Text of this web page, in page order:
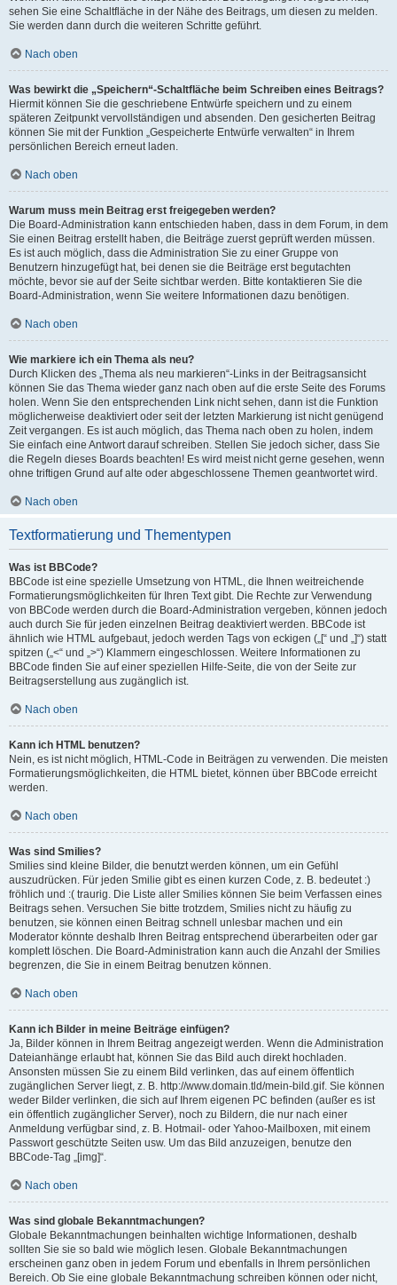
sehen Sie eine Schaltfläche in der Nähe des Beitrags, um diesen zu melden.
Sie werden dann durch die weiteren Schritte geführt.
Nach oben
Was bewirkt die „Speichern“-Schaltfläche beim Schreiben eines Beitrags?
Hiermit können Sie die geschriebene Entwürfe speichern und zu einem
späteren Zeitpunkt vervollständigen und absenden. Den gesicherten Beitrag
können Sie mit der Funktion „Gespeicherte Entwürfe verwalten“ in Ihrem
persönlichen Bereich erneut laden.
Nach oben
Warum muss mein Beitrag erst freigegeben werden?
Die Board-Administration kann entschieden haben, dass in dem Forum, in dem
Sie einen Beitrag erstellt haben, die Beiträge zuerst geprüft werden müssen.
Es ist auch möglich, dass die Administration Sie zu einer Gruppe von
Benutzern hinzugefügt hat, bei denen sie die Beiträge erst begutachten
möchte, bevor sie auf der Seite sichtbar werden. Bitte kontaktieren Sie die
Board-Administration, wenn Sie weitere Informationen dazu benötigen.
Nach oben
Wie markiere ich ein Thema als neu?
Durch Klicken des „Thema als neu markieren“-Links in der Beitragsansicht
können Sie das Thema wieder ganz nach oben auf die erste Seite des Forums
holen. Wenn Sie den entsprechenden Link nicht sehen, dann ist die Funktion
möglicherweise deaktiviert oder seit der letzten Markierung ist nicht genügend
Zeit vergangen. Es ist auch möglich, das Thema nach oben zu holen, indem
Sie einfach eine Antwort darauf schreiben. Stellen Sie jedoch sicher, dass Sie
die Regeln dieses Boards beachten! Es wird meist nicht gerne gesehen, wenn
ohne triftigen Grund auf alte oder abgeschlossene Themen geantwortet wird.
Nach oben
Textformatierung und Thementypen
Was ist BBCode?
BBCode ist eine spezielle Umsetzung von HTML, die Ihnen weitreichende
Formatierungsmöglichkeiten für Ihren Text gibt. Die Rechte zur Verwendung
von BBCode werden durch die Board-Administration vergeben, können jedoch
auch durch Sie für jeden einzelnen Beitrag deaktiviert werden. BBCode ist
ähnlich wie HTML aufgebaut, jedoch werden Tags von eckigen („[“ und „]“) statt
spitzen („<“ und „>“) Klammern eingeschlossen. Weitere Informationen zu
BBCode finden Sie auf einer speziellen Hilfe-Seite, die von der Seite zur
Beitragserstellung aus zugänglich ist.
Nach oben
Kann ich HTML benutzen?
Nein, es ist nicht möglich, HTML-Code in Beiträgen zu verwenden. Die meisten
Formatierungsmöglichkeiten, die HTML bietet, können über BBCode erreicht
werden.
Nach oben
Was sind Smilies?
Smilies sind kleine Bilder, die benutzt werden können, um ein Gefühl
auszudrücken. Für jeden Smilie gibt es einen kurzen Code, z. B. bedeutet :)
fröhlich und :( traurig. Die Liste aller Smilies können Sie beim Verfassen eines
Beitrags sehen. Versuchen Sie bitte trotzdem, Smilies nicht zu häufig zu
benutzen, sie können einen Beitrag schnell unlesbar machen und ein
Moderator könnte deshalb Ihren Beitrag entsprechend überarbeiten oder gar
komplett löschen. Die Board-Administration kann auch die Anzahl der Smilies
begrenzen, die Sie in einem Beitrag benutzen können.
Nach oben
Kann ich Bilder in meine Beiträge einfügen?
Ja, Bilder können in Ihrem Beitrag angezeigt werden. Wenn die Administration
Dateianhänge erlaubt hat, können Sie das Bild auch direkt hochladen.
Ansonsten müssen Sie zu einem Bild verlinken, das auf einem öffentlich
zugänglichen Server liegt, z. B. http://www.domain.tld/mein-bild.gif. Sie können
weder Bilder verlinken, die sich auf Ihrem eigenen PC befinden (außer es ist
ein öffentlich zugänglicher Server), noch zu Bildern, die nur nach einer
Anmeldung verfügbar sind, z. B. Hotmail- oder Yahoo-Mailboxen, mit einem
Passwort geschützte Seiten usw. Um das Bild anzuzeigen, benutze den
BBCode-Tag „[img]“.
Nach oben
Was sind globale Bekanntmachungen?
Globale Bekanntmachungen beinhalten wichtige Informationen, deshalb
sollten Sie sie so bald wie möglich lesen. Globale Bekanntmachungen
erscheinen ganz oben in jedem Forum und ebenfalls in Ihrem persönlichen
Bereich. Ob Sie eine globale Bekanntmachung schreiben können oder nicht,